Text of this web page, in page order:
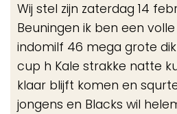
Wij stel zijn zaterdag 14
Beuningen ik ben een
indomilf 46 mega grote
cup h Kale strakke natte
klaar blijft komen en
jongens en Blacks wil